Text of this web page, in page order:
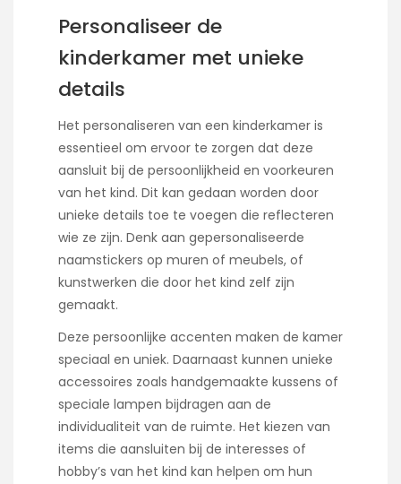
Personaliseer de
kinderkamer met unieke
details
Het personaliseren van een kinderkamer is
essentieel om ervoor te zorgen dat deze
aansluit bij de persoonlijkheid en voorkeuren
van het kind. Dit kan gedaan worden door
unieke details toe te voegen die reflecteren
wie ze zijn. Denk aan gepersonaliseerde
naamstickers op muren of meubels, of
kunstwerken die door het kind zelf zijn
gemaakt.
Deze persoonlijke accenten maken de kamer
speciaal en uniek. Daarnaast kunnen unieke
accessoires zoals handgemaakte kussens of
speciale lampen bijdragen aan de
individualiteit van de ruimte. Het kiezen van
items die aansluiten bij de interesses of
hobby’s van het kind kan helpen om hun